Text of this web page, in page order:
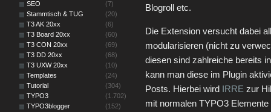
Blogroll etc.
Die Extension versucht dabei
modularisieren (nicht zu
diesen sind zahlreiche bereits
kann man diese im Plugin
Posts. Hierbei wird IRRE zur
mit normalen TYPO3
SEO
(7)
Stammtisch & TUG
(20)
T3 AK 20xx
(6)
T3 Board 20xx
(60)
T3 CON 20xx
(69)
T3 DD 20xx
(68)
T3 UXW 20xx
(10)
Templates
(24)
Tutorial
(304)
TYPO3
(1.702)
TYPO3blogger
(152)